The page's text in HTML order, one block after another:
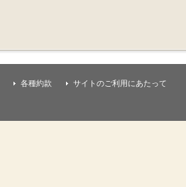
各種約款 サイトのご利用にあたって